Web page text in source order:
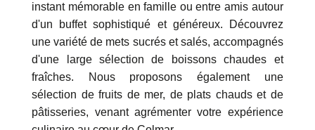
instant mémorable en famille ou entre amis autour
d'un buffet sophistiqué et généreux. Découvrez
une variété de mets sucrés et salés, accompagnés
d'une large sélection de boissons chaudes et
fraîches. Nous proposons également une
sélection de fruits de mer, de plats chauds et de
pâtisseries, venant agrémenter votre expérience